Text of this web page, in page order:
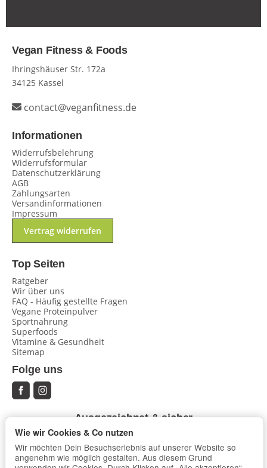
Vegan Fitness & Foods
Ihringshäuser Str. 172a
34125 Kassel
contact@veganfitness.de
Informationen
Widerrufsbelehrung
Widerrufsformular
Datenschutzerklärung
AGB
Zahlungsarten
Versandinformationen
Impressum
Vertrag widerrufen
Top Seiten
Ratgeber
Wir über uns
FAQ - Häufig gestellte Fragen
Vegane Proteinpulver
Sportnahrung
Superfoods
Vitamine & Gesundheit
Sitemap
Folge uns
Ausgezeichnet & sicher
Wie wir Cookies & Co nutzen
Wir möchten Dein Besuchserlebnis auf unserer Website so
angenehm wie möglich gestalten. Aus diesem Grund